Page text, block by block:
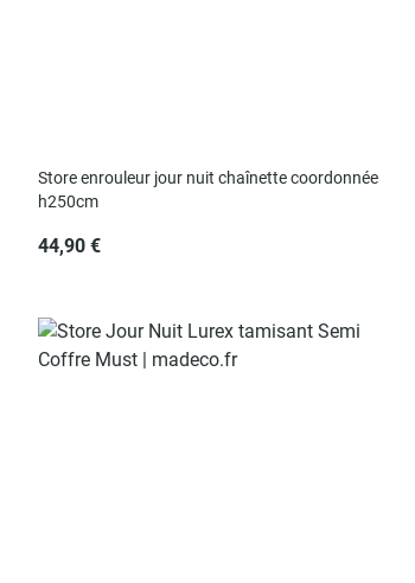
Store enrouleur jour nuit chaînette coordonnée
h250cm
44,90 €